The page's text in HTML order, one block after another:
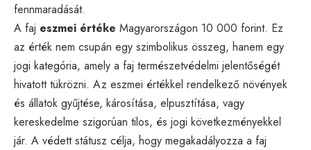
fennmaradását.
A faj eszmei értéke Magyarországon 10 000 forint. Ez
az érték nem csupán egy szimbolikus összeg, hanem egy
jogi kategória, amely a faj természetvédelmi jelentőségét
hivatott tükrözni. Az eszmei értékkel rendelkező növények
és állatok gyűjtése, károsítása, elpusztítása, vagy
kereskedelme szigorúan tilos, és jogi következményekkel
jár. A védett státusz célja, hogy megakadályozza a faj